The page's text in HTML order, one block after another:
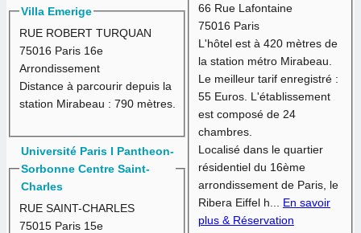
Villa Emerige
RUE ROBERT TURQUAN
75016 Paris 16e
Arrondissement
Distance à parcourir depuis la
station Mirabeau : 790 mètres.
Université Paris I Pantheon-
Sorbonne Centre Saint-
Charles
RUE SAINT-CHARLES
75015 Paris 15e
66 Rue Lafontaine
75016 Paris
L'hôtel est à 420 mètresde
la station métro Mirabeau.
Le meilleur tarif enregistré :
55 Euros. L'établissement
est composé de 24
chambres.
Localisé dans le quartier
résidentiel du 16ème
arrondissement de Paris, le
Ribera Eiffel h... En savoir
plus & Réservation